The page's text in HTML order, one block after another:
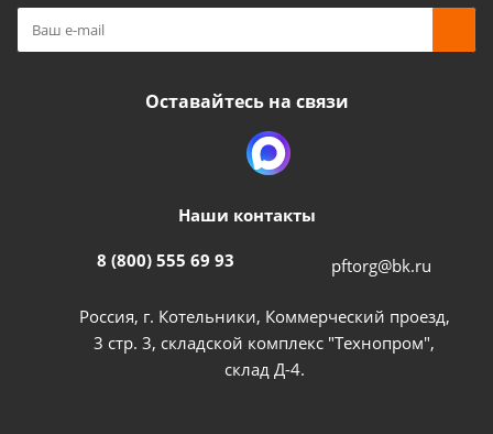
Оставайтесь на связи
Наши контакты
8 (800) 555 69 93 pftorg@bk.ru
Россия, г. Котельники, Коммерческий проезд,
3 стр. 3, складской комплекс "Технопром",
склад Д-4.